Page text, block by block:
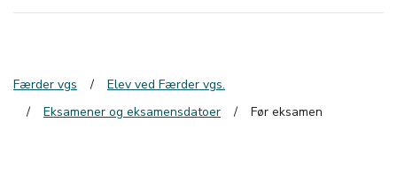
Færder vgs
Elev ved Færder vgs.
Eksamener og eksamensdatoer
Før eksamen